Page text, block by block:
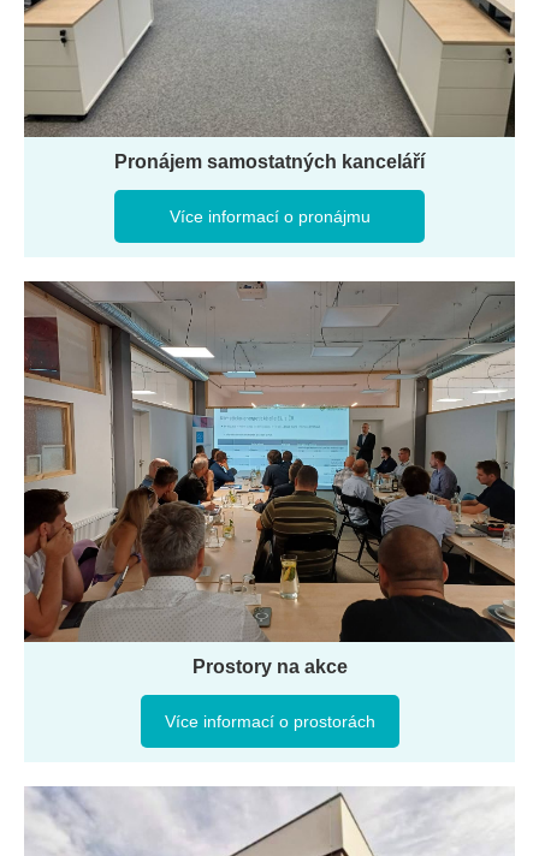
Pronájem samostatných kanceláří
Více informací o pronájmu
Prostory na akce
Více informací o prostorách